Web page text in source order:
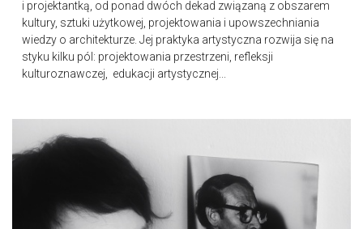
i projektantką, od ponad dwóch dekad związaną z obszarem
kultury, sztuki użytkowej, projektowania i upowszechniania
wiedzy o architekturze. Jej praktyka artystyczna rozwija się na
styku kilku pól: projektowania przestrzeni, refleksji
kulturoznawczej, edukacji artystycznej...